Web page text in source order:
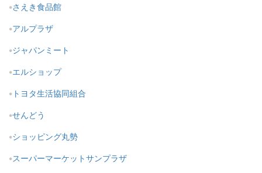
さえき食品館
アルプラザ
ジャパンミート
エルショップ
トヨタ生活協同組合
せんどう
ショッピング丸勢
スーパーマーケットサンプラザ